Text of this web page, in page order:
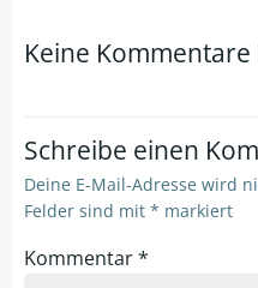
Keine
Schreibe einen
Deine E-Mail-Adresse wird
Felder sind mit * markiert
Kommentar*